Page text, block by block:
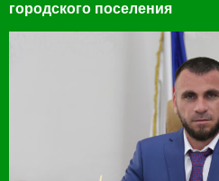
городского поселения